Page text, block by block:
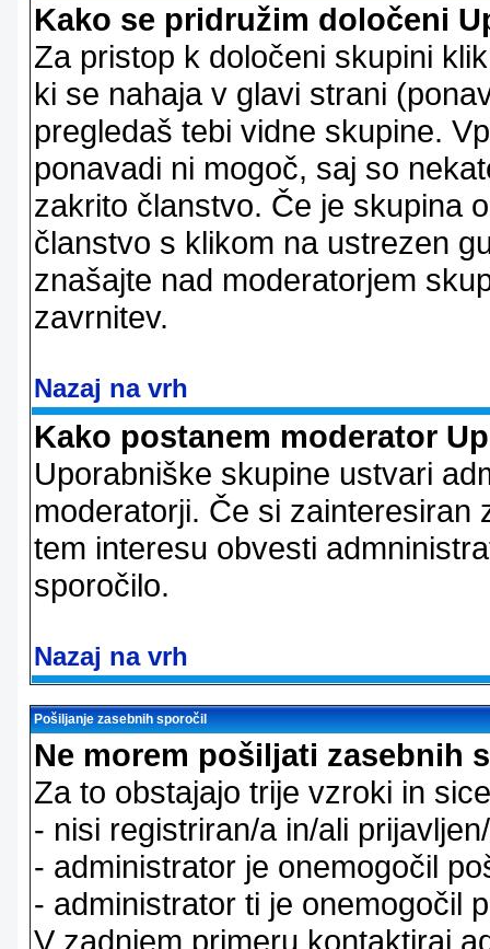
Kako se pridružim določeni
Za pristop k določeni skupini
ki se nahaja v glavi strani
pregledaš tebi vidne skupine.
ponavadi ni mogoč, saj so
zakrito članstvo. Če je skupina
članstvo s klikom na ustrezen
znašajte nad moderatorjem
zavrnitev.
Nazaj na vrh
Kako postanem moderator
Uporabniške skupine ustvari
moderatorji. Če si
tem interesu obvesti
sporočilo.
Nazaj na vrh
Pošiljanje zasebnih sporočil
Ne morem pošiljati zasebnih
Za to obstajajo trije vzroki in
- nisi registriran/a in/ali
- administrator je onemogočil
- administrator ti je onemogočil
V zadnjem primeru kontaktiraj